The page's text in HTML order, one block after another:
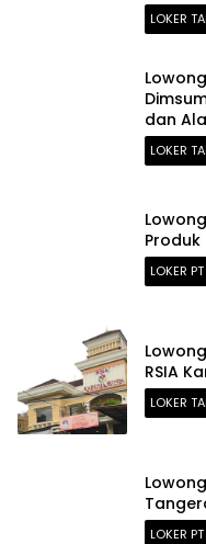
LOKER
dan
LOKER
LOKER PT
RSIA
LOKER
LOKER PT